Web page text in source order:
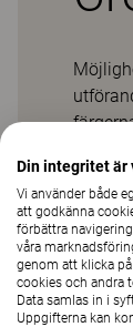
Din integritet är
Vi använder både
att godkänna
förbättra
våra
genom att klicka
cookies och andra
Data samlas in i
Uppgifterna kan